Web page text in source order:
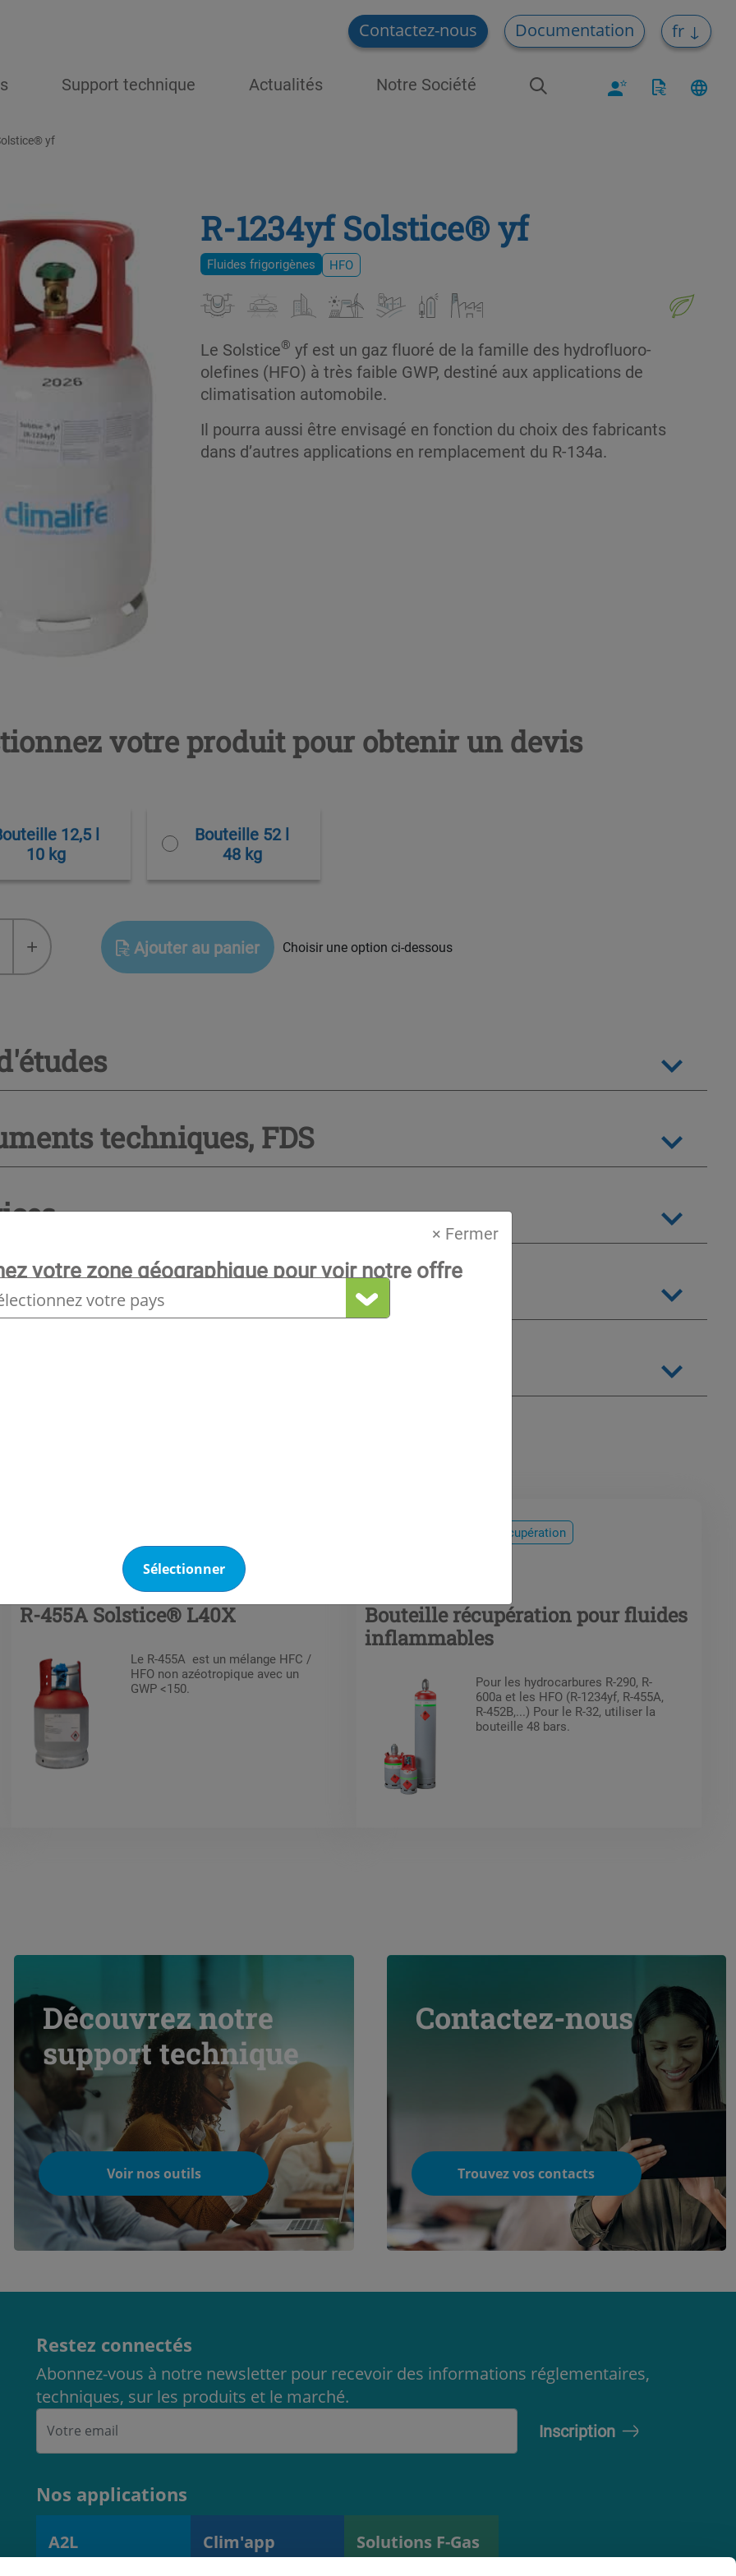
Contactez-nous Documentation fr
Support technique Actualités Notre Société
yf
× Fermer
votre zone géographique pour voir notre offre
locale
Sélectionner
R-1234yf Solstice® yf
Fluides frigorigènes HFO
Le Solstice® yf est un gaz fluoré de la famille des hydrofluoro-
olefines (HFO) à très faible GWP, destiné aux applications de
climatisation automobile.
Il pourra aussi être envisagé en fonction du choix des fabricants
dans d’autres applications en remplacement du R-134a.
votre produit pour obtenir un devis
12,5 l
10 kg
Bouteille 52 l
48 kg
+ Ajouter au panier Choisir une option ci-dessous
techniques, FDS
R-455A Solstice® L40X
Le R-455A est un mélange HFC /
HFO non azéotropique avec un
GWP <150.
Récupération
Bouteille récupération pour fluides
inflammables
Pour les hydrocarbures R-290, R-
600a et les HFO (R-1234yf, R-455A,
R-452B,...) Pour le R-32, utiliser la
bouteille 48 bars.
Découvrez notre
support technique
Voir nos outils
Contactez-nous
Trouvez vos contacts
Restez connectés
Abonnez-vous à notre newsletter pour recevoir des informations réglementaires,
techniques, sur les produits et le marché.
Nos applications
A2L Clim'app Solutions F-Gas